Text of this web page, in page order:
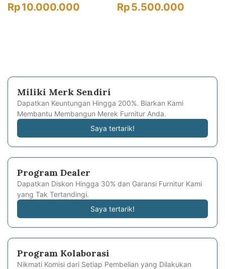
Rp10.000.000 Rp5.500.000
Miliki Merk Sendiri
Dapatkan Keuntungan Hingga 200%. Biarkan Kami
Membantu Membangun Merek Furnitur Anda.
Saya tertarik!
Program Dealer
Dapatkan Diskon Hingga 30% dan Garansi Furnitur Kami
yang Tak Tertandingi.
Saya tertarik!
Program Kolaborasi
Nikmati Komisi dari Setiap Pembelian yang Dilakukan